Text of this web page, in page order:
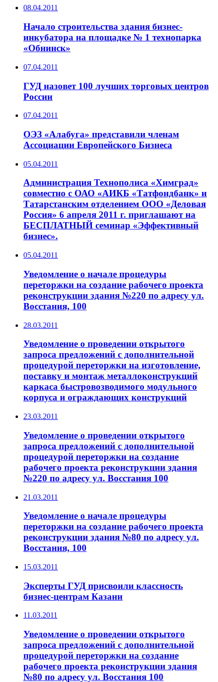
08.04.2011
Начало строительства здания бизнес-
инкубатора на площадке № 1 технопарка
«Обнинск»
07.04.2011
ГУД назовет 100 лучших торговых центров
России
07.04.2011
ОЭЗ «Алабуга» представили членам
Ассоциации Европейского Бизнеса
05.04.2011
Администрация Технополиса «Химград»
совместно с ОАО «АИКБ «Татфондбанк» и
Татарстанским отделением ООО «Деловая
Россия» 6 апреля 2011 г. приглашают на
БЕСПЛАТНЫЙ семинар «Эффективный
бизнес».
05.04.2011
Уведомление о начале процедуры
переторжки на создание рабочего проекта
реконструкции здания №220 по адресу ул.
Восстания, 100
28.03.2011
Уведомление о проведении открытого
запроса предложений с дополнительной
процедурой переторжки на изготовление,
поставку и монтаж металлоконструкций
каркаса быстровозводимого модульного
корпуса и ограждающих конструкций
23.03.2011
Уведомление о проведении открытого
запроса предложений с дополнительной
процедурой переторжки на создание
рабочего проекта реконструкции здания
№220 по адресу ул. Восстания 100
21.03.2011
Уведомление о начале процедуры
переторжки на создание рабочего проекта
реконструкции здания №80 по адресу ул.
Восстания, 100
15.03.2011
Эксперты ГУД присвоили классность
бизнес-центрам Казани
11.03.2011
Уведомление о проведении открытого
запроса предложений с дополнительной
процедурой переторжки на создание
рабочего проекта реконструкции здания
№80 по адресу ул. Восстания 100